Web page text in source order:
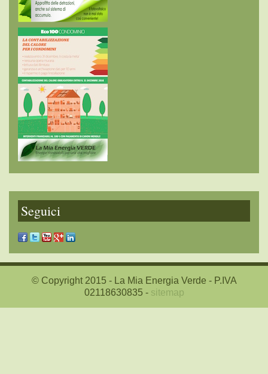
Seguici
© Copyright 2015 - La Mia Energia Verde - P.IVA
02118630835 - sitemap